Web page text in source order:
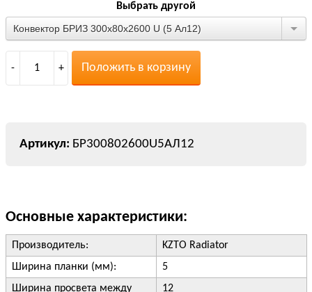
Выбрать другой
Конвектор БРИЗ 300х80х2600 U (5 Ал12)
- 1 + Положить в корзину
БР300802600U5АЛ12
Основные характеристики:
Производитель:
KZTO Radiator
Ширина планки (мм):
5
Ширина просвета между
12